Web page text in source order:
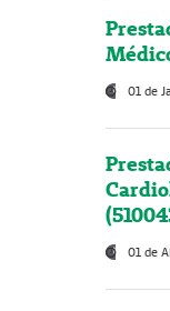
01 de
01 de